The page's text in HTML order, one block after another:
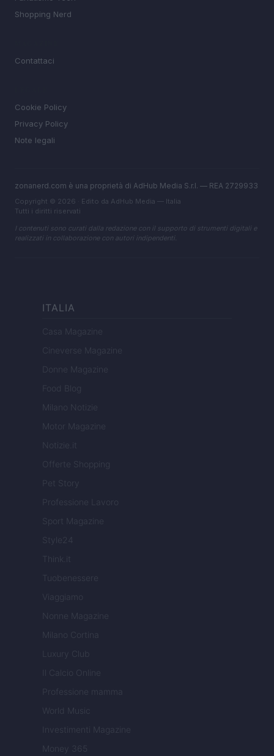
Shopping Nerd
Contattaci
Cookie Policy
Privacy Policy
Note legali
zonanerd.com è una proprietà di AdHub Media S.r.l. — REA 2729933
Copyright © 2026 · Edito da AdHub Media — Italia
Tutti i diritti riservati
I contenuti sono curati dalla redazione con il supporto di strumenti digitali e
realizzati in collaborazione con autori indipendenti.
ITALIA
Casa Magazine
Cineverse Magazine
Donne Magazine
Food Blog
Milano Notizie
Motor Magazine
Notizie.it
Offerte Shopping
Pet Story
Professione Lavoro
Sport Magazine
Style24
Think.it
Tuobenessere
Viaggiamo
Nonne Magazine
Milano Cortina
Luxury Club
Il Calcio Online
Professione mamma
World Music
Investimenti Magazine
Money 365